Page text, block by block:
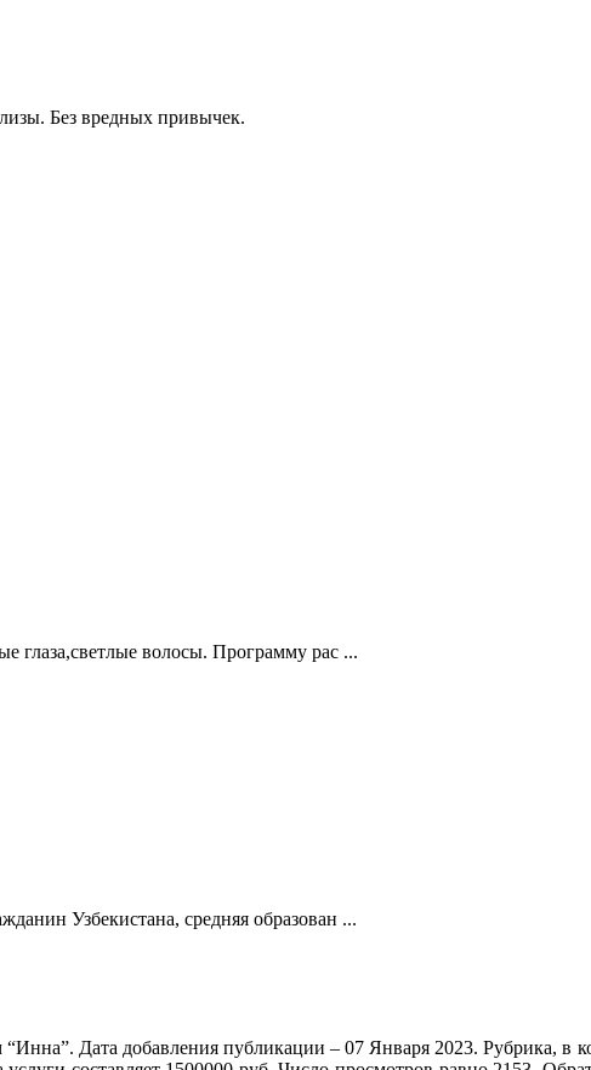
Без вредных привычек.
глаза,светлые волосы. Программу рас ...
Узбекистана, средняя образован ...
Дата добавления публикации – 07 Января 2023. Рубрика, в